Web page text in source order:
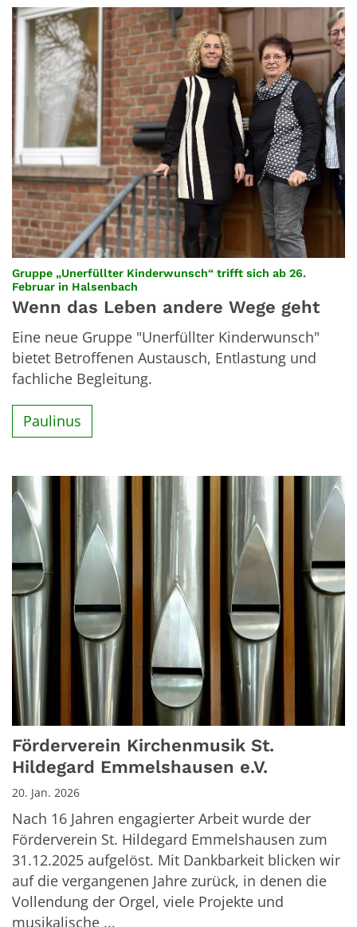
Gruppe „Unerfüllter Kinderwunsch“ trifft sich ab 26.
Februar in Halsenbach
Wenn das Leben andere Wege geht
Eine neue Gruppe "Unerfüllter Kinderwunsch"
bietet Betroffenen Austausch, Entlastung und
fachliche Begleitung.
Paulinus
Förderverein Kirchenmusik St.
Hildegard Emmelshausen e.V.
20. Jan. 2026
Nach 16 Jahren engagierter Arbeit wurde der
Förderverein St. Hildegard Emmelshausen zum
31.12.2025 aufgelöst. Mit Dankbarkeit blicken wir
auf die vergangenen Jahre zurück, in denen die
Vollendung der Orgel, viele Projekte und
musikalische ...